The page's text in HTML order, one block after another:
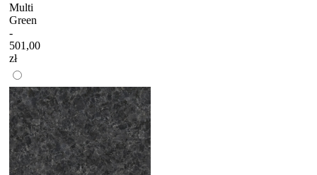
Multi
Green
-
501,00
zł